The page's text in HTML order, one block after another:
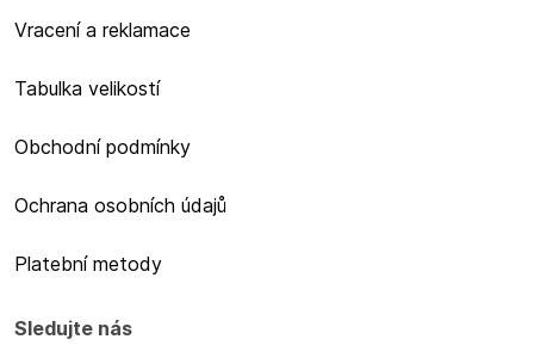
Vracení a reklamace
Tabulka velikostí
Obchodní podmínky
Ochrana osobních údajů
Platební metody
Sledujte nás